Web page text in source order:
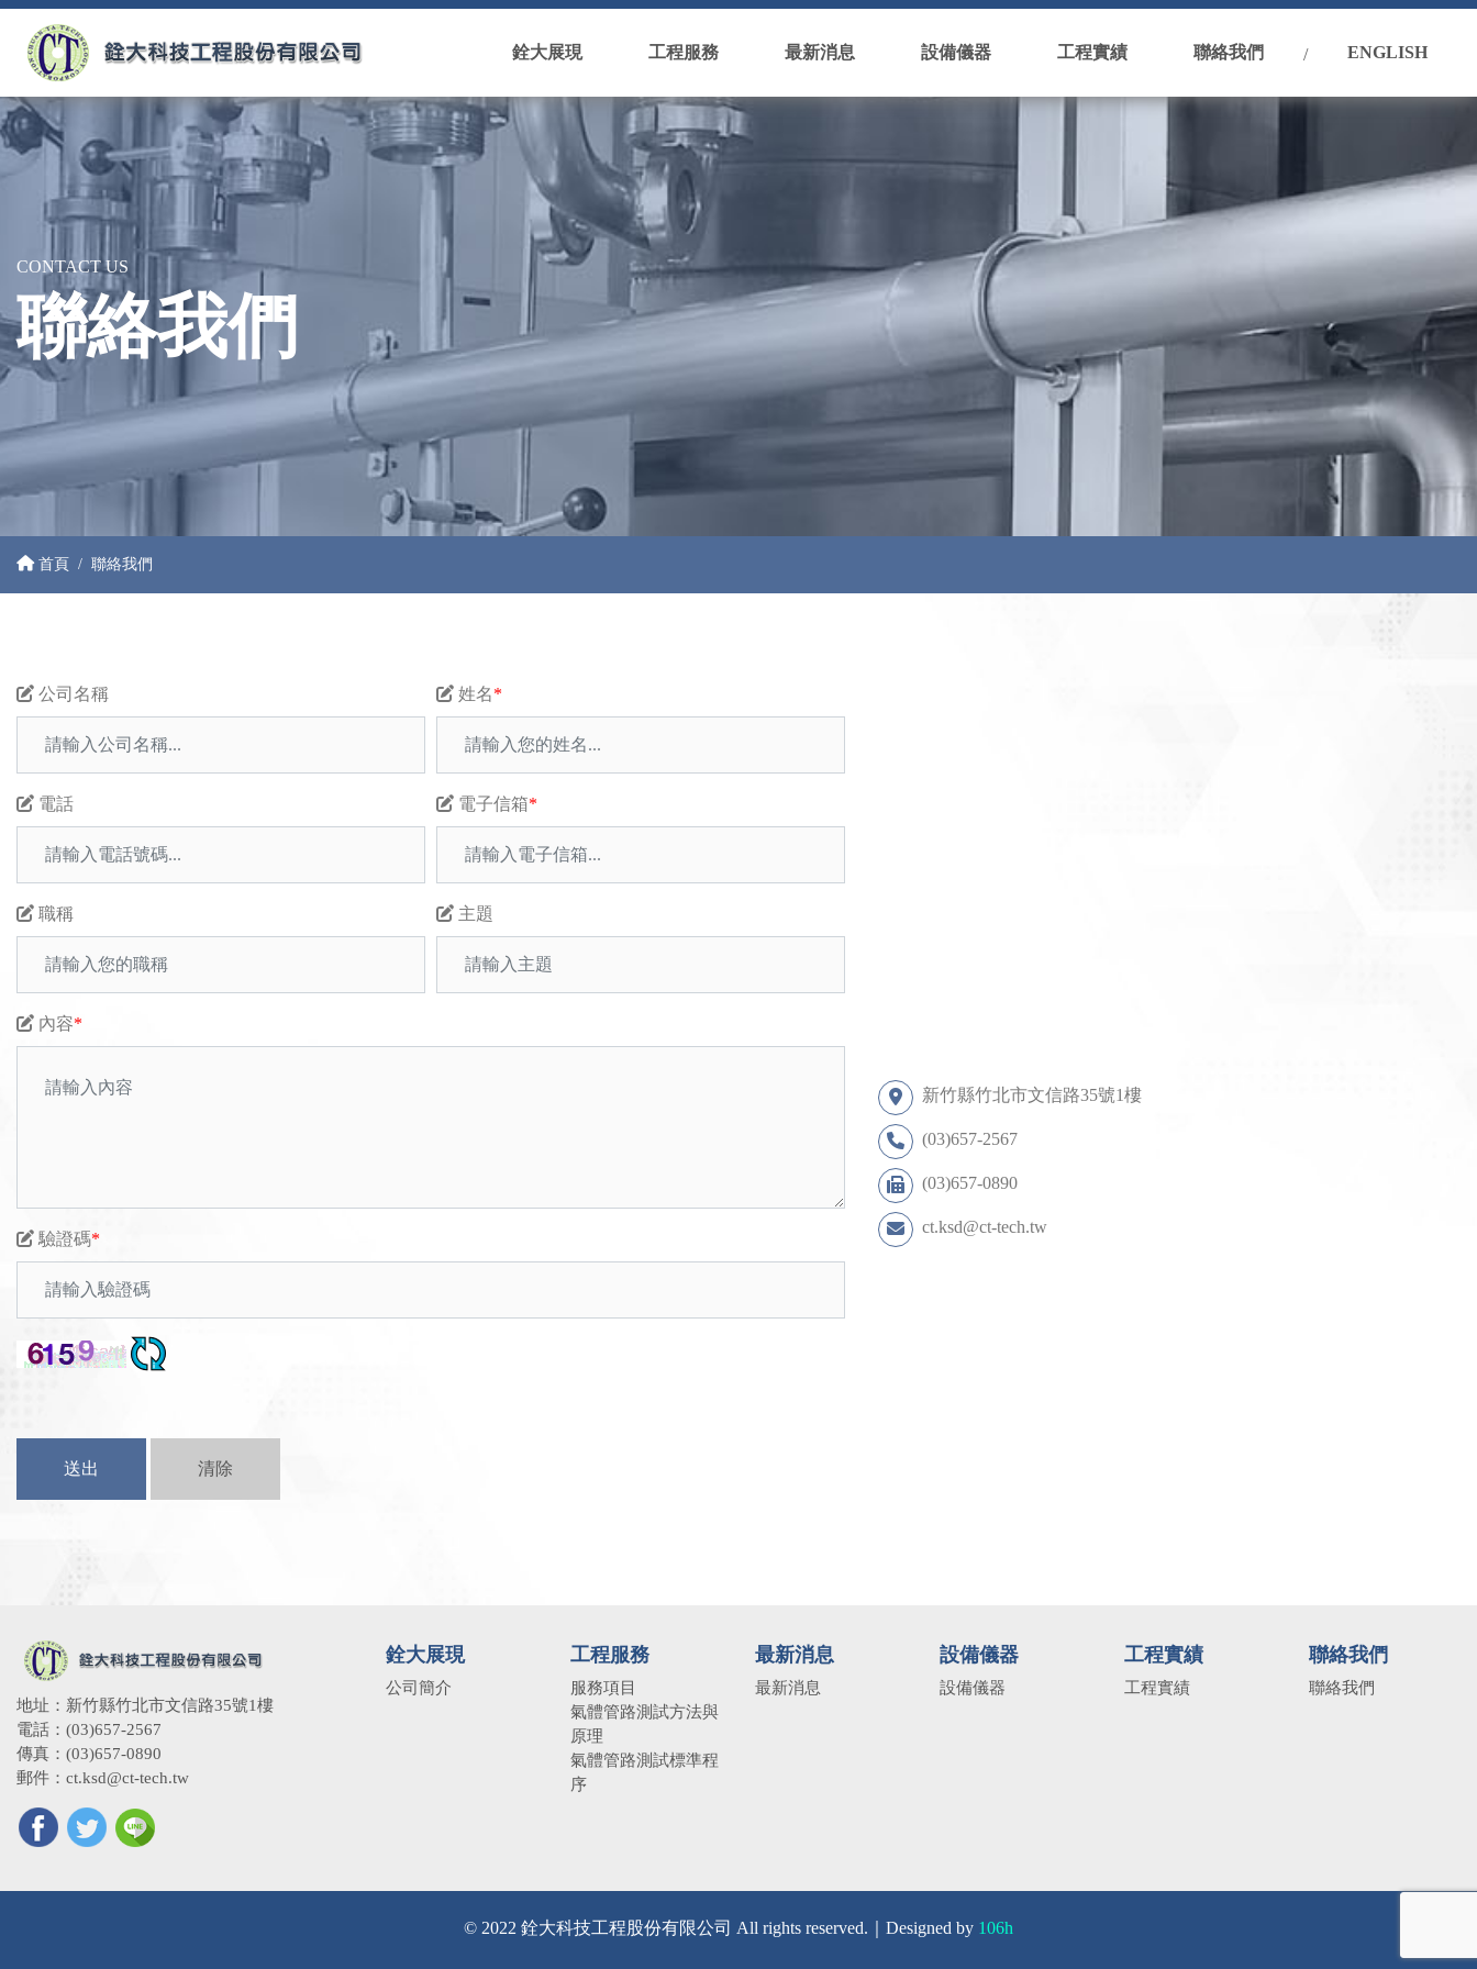
銓大展現 工程服務 最新消息 設備儀器 工程實績 聯絡我們 / ENGLISH
CONTACT US
聯絡我們
首頁 聯絡我們
公司名稱 姓名*
電話 電子信箱*
職稱 主題
內容*
驗證碼*
送出 清除
新竹縣竹北市文信路35號1樓
(03)657-2567
(03)657-0890
ct.ksd@ct-tech.tw
地址：新竹縣竹北市文信路35號1樓
電話：(03)657-2567
傳真：(03)657-0890
郵件：ct.ksd@ct-tech.tw
銓大展現
公司簡介
工程服務
服務項目
氣體管路測試方法與
原理
氣體管路測試標準程
序
最新消息
最新消息
設備儀器
設備儀器
工程實績
工程實績
聯絡我們
聯絡我們
© 2022 銓大科技工程股份有限公司 All rights reserved.｜Designed by 106h